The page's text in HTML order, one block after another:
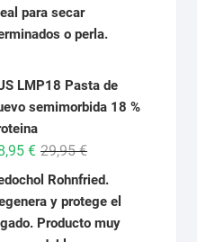
para secar
o perla.
€
€
LMP18 Pasta de
semimorbida 18 %
29,95€El
precio
original
era:
29,95 €.
€
El
precio
actual
es:
28,95 €.
Rohnfried.
y protege el
Producto muy